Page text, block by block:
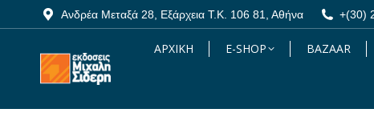
Ανδρέα Μεταξά 28, Εξάρχεια Τ.Κ. 106 81, Αθήνα +(30)
ΑΡΧΙΚΗ E-SHOP BAZAAR
Ανδρέα Μεταξά 28, Εξάρχεια Τ.Κ. 106 81, Αθήνα +(30)
ΑΡΧΙΚΗ E-SHOP BAZAAR